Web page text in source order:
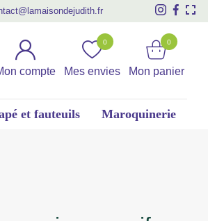
compte Mes envies
0
Mon panier
0
et fauteuils Maroquinerie